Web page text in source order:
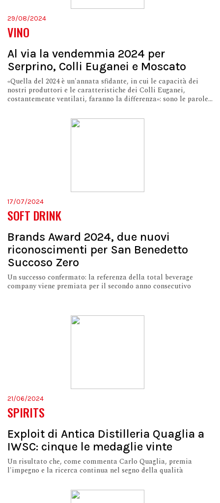
29/08/2024
VINO
Al via la vendemmia 2024 per
Serprino, Colli Euganei e Moscato
«Quella del 2024 è un'annata sfidante, in cui le capacità dei
nostri produttori e le caratteristiche dei Colli Euganei,
costantemente ventilati, faranno la differenza»: sono le parole...
17/07/2024
SOFT DRINK
Brands Award 2024, due nuovi
riconoscimenti per San Benedetto
Succoso Zero
Un successo confermato: la referenza della total beverage
company viene premiata per il secondo anno consecutivo
21/06/2024
SPIRITS
Exploit di Antica Distilleria Quaglia a
IWSC: cinque le medaglie vinte
Un risultato che, come commenta Carlo Quaglia, premia
l'impegno e la ricerca continua nel segno della qualità